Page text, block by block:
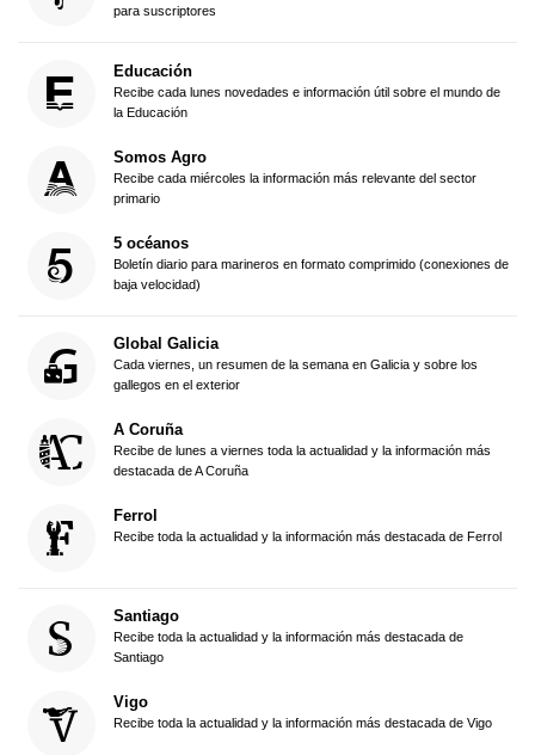
para suscriptores
Educación
Recibe cada lunes novedades e información útil sobre el mundo de
la Educación
Somos Agro
Recibe cada miércoles la información más relevante del sector
primario
5 océanos
Boletín diario para marineros en formato comprimido (conexiones de
baja velocidad)
Global Galicia
Cada viernes, un resumen de la semana en Galicia y sobre los
gallegos en el exterior
A Coruña
Recibe de lunes a viernes toda la actualidad y la información más
destacada de A Coruña
Ferrol
Recibe toda la actualidad y la información más destacada de Ferrol
Santiago
Recibe toda la actualidad y la información más destacada de
Santiago
Vigo
Recibe toda la actualidad y la información más destacada de Vigo